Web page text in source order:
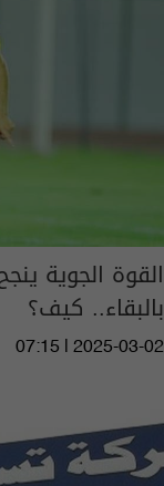
القوة الجوية
بالبقاء.. كيف؟
07:15 | 2025-03-02